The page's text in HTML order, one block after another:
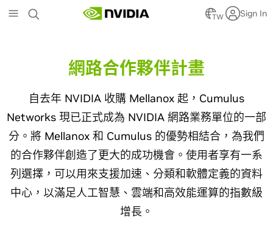
to
TW Sign In
網路合作夥伴計畫
自去年 NVIDIA 收購 Mellanox 起，Cumulus
Networks 現已正式成為 NVIDIA 網路業務單位的一部
分。將 Mellanox 和 Cumulus 的優勢相結合，為我們
的合作夥伴創造了更大的成功機會。使用者享有一系
列選擇，可以用來支援加速、分類和軟體定義的資料
中心，以滿足人工智慧、雲端和高效能運算的指數級
增長。